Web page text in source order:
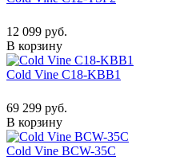
12 099 руб.
В корзину
Cold Vine C18-KBB1
69 299 руб.
В корзину
Cold Vine BCW-35C